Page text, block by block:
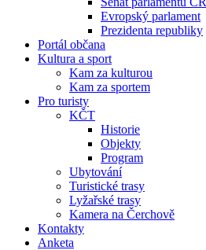
Evropský parlament
Prezidenta republiky
Portál občana
Kultura a sport
Kam za kulturou
Kam za sportem
Pro turisty
KČT
Historie
Objekty
Program
Ubytování
Turistické trasy
Lyžařské trasy
Kamera na Čerchově
Kontakty
Anketa